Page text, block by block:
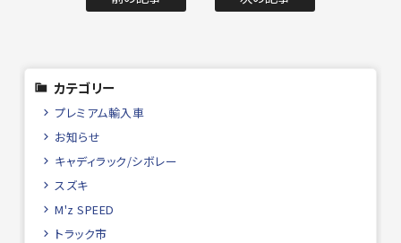
カテゴリー
プレミアム輸入車
お知らせ
キャディラック/シボレー
スズキ
M'z SPEED
トラック市